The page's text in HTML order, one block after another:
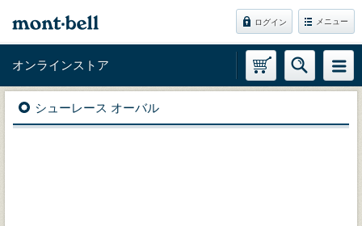
ログイン メニュー
オンラインストア
シューレース オーバル